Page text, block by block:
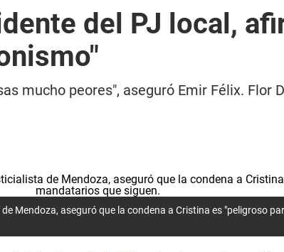
del PJ local,
mucho peores", aseguró Emir Félix.
Mendoza, aseguró que la condena a Cristina es "peligroso